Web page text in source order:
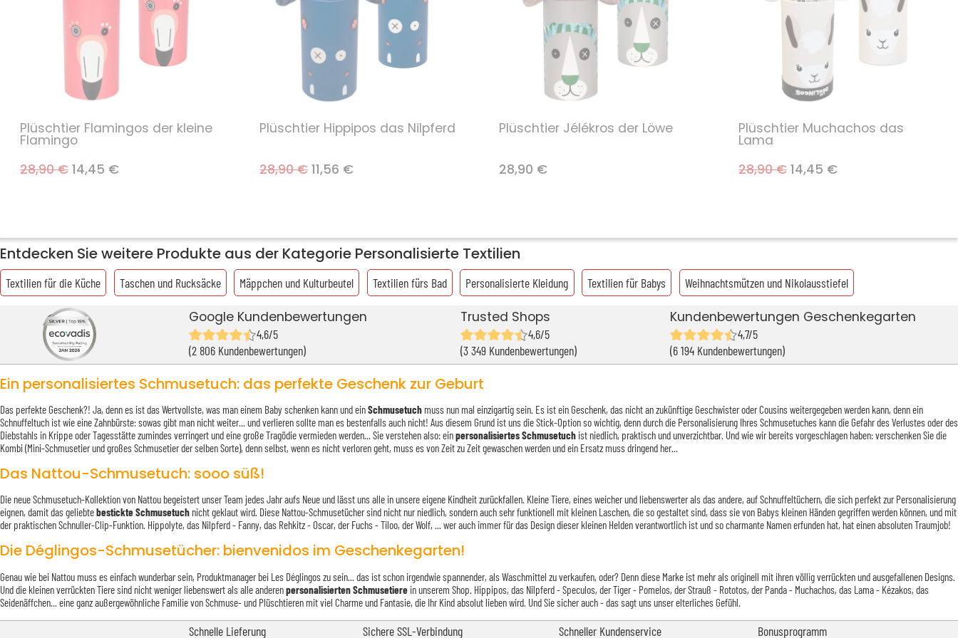
Plüschtier Flamingos der kleine
Flamingo
28,90 €14,45 €
Plüschtier Hippipos das Nilpferd
28,90 €11,56 €
Plüschtier Jélékros der Löwe
28,90 €
Plüschtier Muchachos das
Lama
28,90 €14,45 €
Entdecken Sie weitere Produkte aus der Kategorie Personalisierte Textilien
Textilien für die Küche Taschen und Rucksäcke Mäppchen und Kulturbeutel Textilien fürs Bad Personalisierte Kleidung Textilien für Babys Weihnachtsmützen und Nikolausstiefel
Google Kundenbewertungen
4,6/5
(2 806 Kundenbewertungen)
Trusted Shops
4,6/5
(3 349 Kundenbewertungen)
Kundenbewertungen Geschenkegarten
4,7/5
(6 194 Kundenbewertungen)
Ein personalisiertes Schmusetuch: das perfekte Geschenk zur Geburt
Das perfekte Geschenk?! Ja, denn es ist das Wertvollste, was man einem Baby schenken kann und einSchmusetuch muss nun mal einzigartig sein. Es ist ein Geschenk, das nicht an zukünftige Geschwister oder Cousins weitergegeben werden kann, denn ein
Schnuffeltuch ist wie eine Zahnbürste: sowas gibt man nicht weiter... und verlieren sollte man es bestenfalls auch nicht! Aus diesem Grund ist uns die Stick-Option so wichtig, denn durch die Personalisierung Ihres Schmusetuches kann die Gefahr des Verlustes oder des
Diebstahls in Krippe oder Tagesstätte zumindes verringert und eine große Tragödie vermieden werden... Sie verstehen also: einpersonalisiertes Schmusetuchist niedlich, praktisch und unverzichtbar. Und wie wir bereits vorgeschlagen haben: verschenken Sie die
Kombi (Mini-Schmusetier und großes Schmusetier der selben Sorte), denn selbst, wenn es nicht verloren geht, muss es von Zeit zu Zeit gewaschen werden und ein Ersatz muss dringend her...
Das Nattou-Schmusetuch: sooo süß!
Die neue Schmusetuch-Kollektion von Nattou begeistert unser Team jedes Jahr aufs Neue und lässt uns alle in unsere eigene Kindheit zurückfallen. Kleine Tiere, eines weicher und liebenswerter als das andere, auf Schnuffeltüchern, die sich perfekt zur Personalisierung
eignen, damit das geliebtebestickte Schmusetuch nicht geklaut wird. Diese Nattou-Schmusetücher sind nicht nur niedlich, sondern auch sehr funktionell mit kleinen Laschen, die so gestaltet sind, dass sie von Babys kleinen Händen gegriffen werden können, und mit
der praktischen Schnuller-Clip-Funktion. Hippolyte, das Nilpferd - Fanny, das Rehkitz - Oscar, der Fuchs - Tiloo, der Wolf, ... wer auch immer für das Design dieser kleinen Helden verantwortlich ist und so charmante Namen erfunden hat, hat einen absoluten Traumjob!
Die Déglingos-Schmusetücher: bienvenidos im Geschenkegarten!
Genau wie bei Nattou muss es einfach wunderbar sein, Produktmanager bei Les Déglingos zu sein... das ist schon irgendwie spannender, als Waschmittel zu verkaufen, oder? Denn diese Marke ist mehr als originell mit ihren völlig verrückten und ausgefallenen Designs.
Und die kleinen verrückten Tiere sind nicht weniger liebenswert als alle anderenpersonalisierten Schmusetierein unserem Shop. Hippipos, das Nilpferd - Speculos, der Tiger - Pomelos, der Strauß - Rototos, der Panda - Muchachos, das Lama - Kézakos, das
Seidenäffchen... eine ganz außergewöhnliche Familie von Schmuse- und Plüschtieren mit viel Charme und Fantasie, die Ihr Kind absolut lieben wird. Und Sie sicher auch - das sagt uns unser elterliches Gefühl.
Schnelle Lieferung Sichere SSL-Verbindung Schneller Kundenservice Bonusprogramm